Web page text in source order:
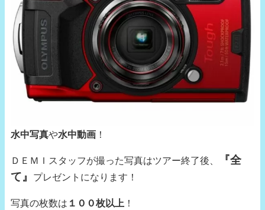
水中写真や水中動画 ！
ＤＥＭＩスタッフが撮った写真はツアー終了後、
『全
て』
プレゼントになります！
写真の枚数は １００枚以上 ！